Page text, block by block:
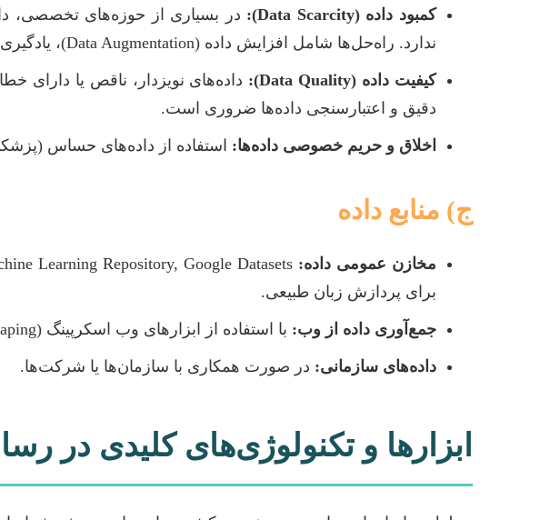
کمبود داده (Data Scarcity):
در بسیاری از حوزه‌های تخصصی،
ندارد. راه‌حل‌ها شامل افزایش داده (Data Augmentation)، یادگیری انتقالی (Transfer Learning) و تولید داده‌های مصنوعی (Synthetic Data Generation) است.
کیفیت داده (Data Quality):
داده‌های نویزدار، ناقص یا
دقیق و اعتبارسنجی داده‌ها ضروری است.
اخلاق و حریم خصوصی داده‌ها: استفاده از داده‌های حساس
ج) منابع داده
مخازن عمومی داده:
برای پردازش زبان طبیعی.
جمع‌آوری داده از وب: با استفاده از ابزارهای وب اسکرپینگ (Web Scraping)، با رعایت نکات اخلاقی و حقوقی.
داده‌های سازمانی: در صورت همکاری با سازمان‌ها یا شرکت‌ها.
ابزارها و تکنولوژی‌های کلیدی در